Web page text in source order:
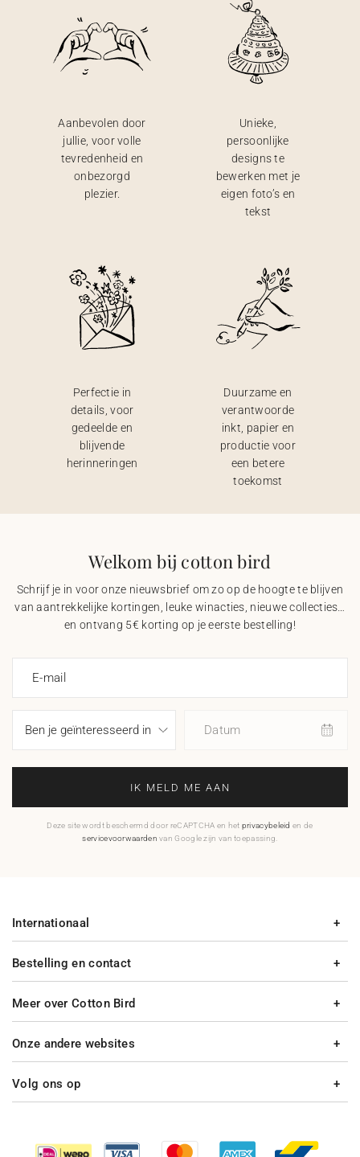
Aanbevolen door
jullie, voor volle
tevredenheid en
onbezorgd
plezier.
Unieke,
persoonlijke
designs te
bewerken met je
eigen foto’s en
tekst
Perfectie in
details, voor
gedeelde en
blijvende
herinneringen
Duurzame en
verantwoorde
inkt, papier en
productie voor
een betere
toekomst
Welkom bij cotton bird
Schrijf je in voor onze nieuwsbrief om zo op de hoogte te blijven
van aantrekkelijke kortingen, leuke winacties, nieuwe collecties…
en ontvang 5€ korting op je eerste bestelling!
E-mail
Datum
IK MELD ME AAN
Deze site wordt beschermd door reCAPTCHA en het privacybeleid en de
servicevoorwaarden van Google zijn van toepassing.
Bestelling en contact
Meer over Cotton Bird
Internationaal
Onze andere websites
Volg ons op